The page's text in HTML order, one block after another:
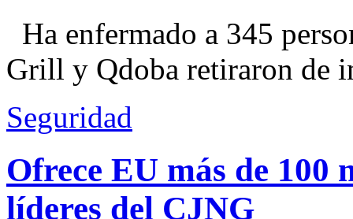
Ha enfermado a 345
Grill y Qdoba retiraron de
Seguridad
Ofrece EU más de 100
líderes del CJNG